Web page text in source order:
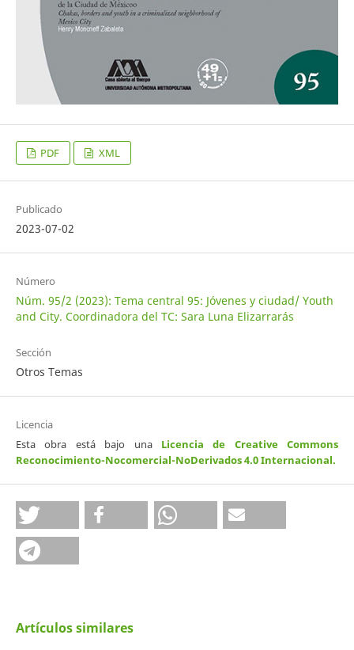
PDF XML
Publicado
2023-07-02
Número
Núm. 95/2 (2023): Tema central 95: Jóvenes y ciudad/ Youth
and City. Coordinadora del TC: Sara Luna Elizarrarás
Sección
Otros Temas
Licencia
Esta obra está bajo una Licencia de Creative Commons
Reconocimiento-Nocomercial-NoDerivados 4.0 Internacional.
Artículos similares